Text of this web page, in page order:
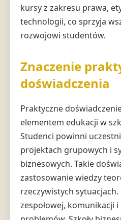
kursy z zakresu prawa,
technologii, co sprzyja
rozwojowi studentów.
Znaczenie
doświadczenia
Praktyczne
elementem edukacji w
Studenci powinni
projektach grupowych i
biznesowych. Takie
zastosowanie wiedzy
rzeczywistych
zespołowej, komunikacji